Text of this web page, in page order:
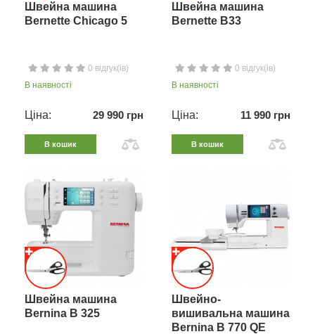
Швейна машина
Bernette Chicago 5
0 відгук(ів)
В наявності
Ціна: 29 990 грн
В кошик
Швейна машина
Bernette B33
0 відгук(ів)
В наявності
Ціна: 11 990 грн
В кошик
Швейна машина
Bernina B 325
Швейно-
вишивальна машина
Bernina B 770 QE